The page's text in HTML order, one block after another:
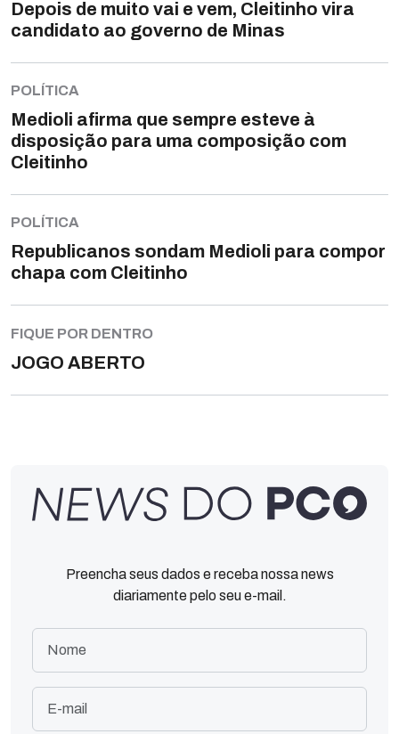
Depois de muito vai e vem, Cleitinho vira
candidato ao governo de Minas
POLÍTICA
Medioli afirma que sempre esteve à
disposição para uma composição com
Cleitinho
POLÍTICA
Republicanos sondam Medioli para compor
chapa com Cleitinho
FIQUE POR DENTRO
JOGO ABERTO
Preencha seus dados e receba nossa news
diariamente pelo seu e-mail.